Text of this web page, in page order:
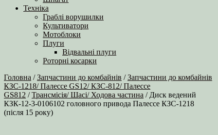
Техніка
Граблі ворушилки
Культиватори
Мотоблоки
Плуги
Відвальні плуги
Роторні косарки
Головна /Запчастини до комбайнів /Запчастини до комбайнів
КЗС-1218/ Палессе GS12/ КЗС-812/ Палессе
GS812 /Трансмісія/ Шасі/ Ходова частина / Диск ведений
КЗК-12-3-0106102 головного привода Палессе КЗС-1218
(після 15 року)